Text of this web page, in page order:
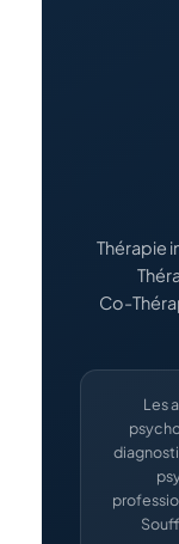
Thérapie
Co-
Les